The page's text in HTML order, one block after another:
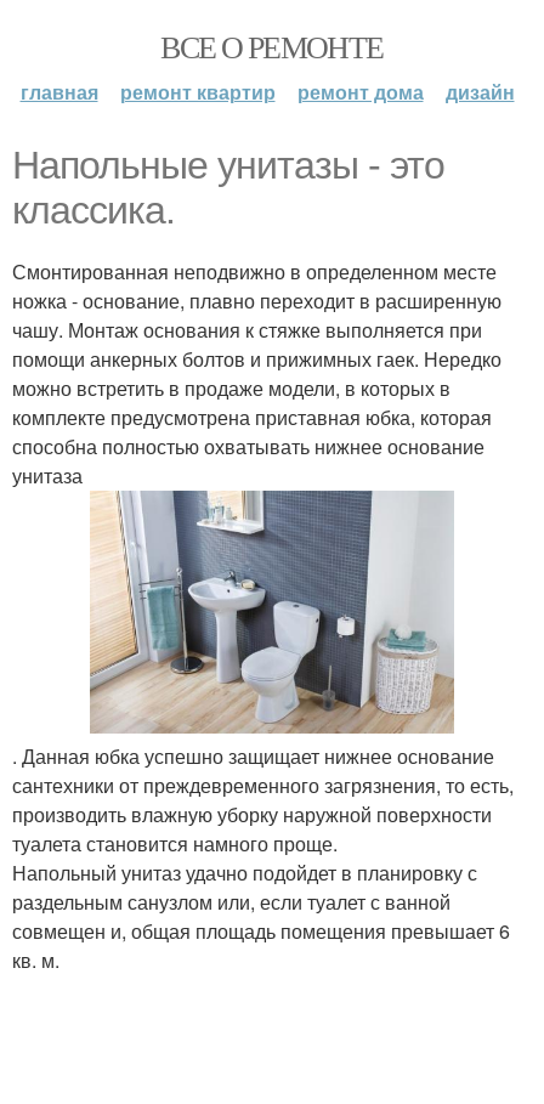
ВСЕ О РЕМОНТЕ
главная ремонт квартир ремонт дома дизайн
Напольные унитазы - это
классика.
Смонтированная неподвижно в определенном месте
ножка - основание, плавно переходит в расширенную
чашу. Монтаж основания к стяжке выполняется при
помощи анкерных болтов и прижимных гаек. Нередко
можно встретить в продаже модели, в которых в
комплекте предусмотрена приставная юбка, которая
способна полностью охватывать нижнее основание
унитаза
. Данная юбка успешно защищает нижнее основание
сантехники от преждевременного загрязнения, то есть,
производить влажную уборку наружной поверхности
туалета становится намного проще.
Напольный унитаз удачно подойдет в планировку с
раздельным санузлом или, если туалет с ванной
совмещен и, общая площадь помещения превышает 6
кв. м.